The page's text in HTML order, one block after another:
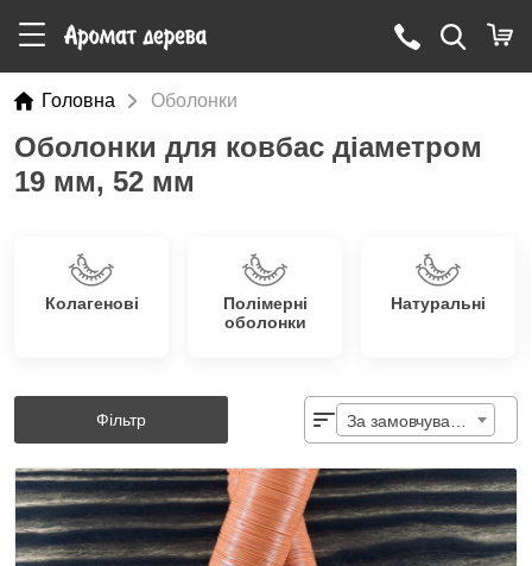
Головна Оболонки
Оболонки для ковбас діаметром
19 мм, 52 мм
Колагенові
Полімерні
оболонки
Натуральні
Фільтр